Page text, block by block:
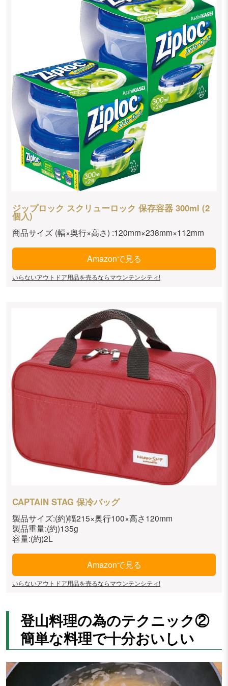
ジップロック スクリューロック 保存容器 300ml (2
個入)
商品サイズ (幅×奥行×高さ) :120mm×238mm×112mm
Amazonで見る
いらないアウトドア用品を売るならマウンテンシティ!
CAPTAIN STAG 保冷バッグ
製品サイズ:(約)幅215×奥行100×高さ120mm
製品重量:(約)135g
容量:(約)2L
Amazonで見る
いらないアウトドア用品を売るならマウンテンシティ!
登山料理の為のテクニック②
簡単な料理で十分おいしい